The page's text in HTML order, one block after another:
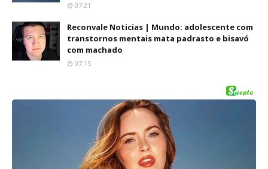
07:21
Reconvale Noticias | Mundo: adolescente com
transtornos mentais mata padrasto e bisavó
com machado
07:15